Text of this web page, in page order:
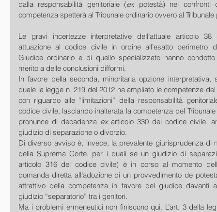
dalla responsabilità genitoriale (ex potestà) nei confronti
competenza spetterà al Tribunale ordinario ovvero al
Le gravi incertezze interpretative dell’attuale articolo
attuazione al codice civile in ordine all’esatto perimetro
Giudice ordinario e di quello specializzato hanno
merito a delle conclusioni difformi.
In favore della seconda, minoritaria opzione
quale la legge n. 219 del 2012 ha ampliato le competenze
con riguardo alle “limitazioni” della responsabilità
codice civile, lasciando inalterata la competenza del
pronunce di decadenza ex articolo 330 del codice civile,
giudizio di separazione o divorzio.
Di diverso avviso è, invece, la prevalente giurisprudenza di
della Suprema Corte, per i quali se un giudizio di
articolo 316 del codice civile) è in corso al momento
domanda diretta all’adozione di un provvedimento de
attrattivo della competenza in favore del giudice davanti
giudizio “separatorio” tra i genitori.
Ma i problemi ermeneutici non finiscono qui. L’art. 3 della